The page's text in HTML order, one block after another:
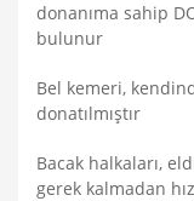
donanıma sahip
bulunur
Bel kemeri,
donatılmıştır
Bacak halkaları,
gerek kalmadan